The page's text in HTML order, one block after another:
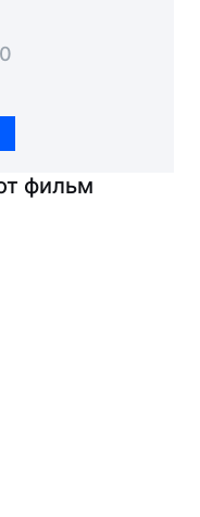
фильм